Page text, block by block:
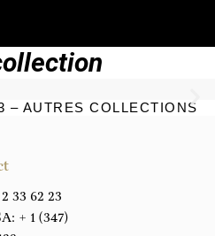
– AUTRES COLLECTIONS
33 62 23
+ 1 (347)